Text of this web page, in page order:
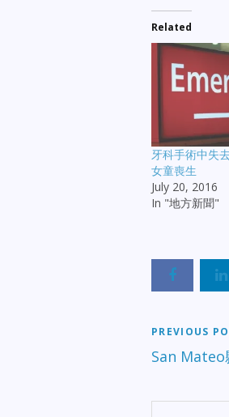
Related
牙科手術中失
女童喪生
July 20, 2016
In "地方新聞"
PREVIOUS
San Mateo